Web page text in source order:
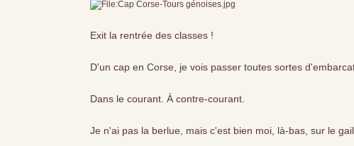
Exit la rentrée des classes !
D'un cap en Corse, je vois passer toutes sortes
Dans le courant. À contre-courant.
Je n'ai pas la berlue, mais c'est bien moi, là-bas, sur le